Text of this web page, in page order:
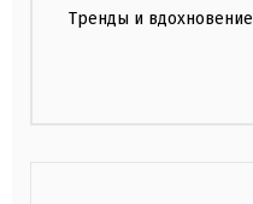
Тренды и вдохновение